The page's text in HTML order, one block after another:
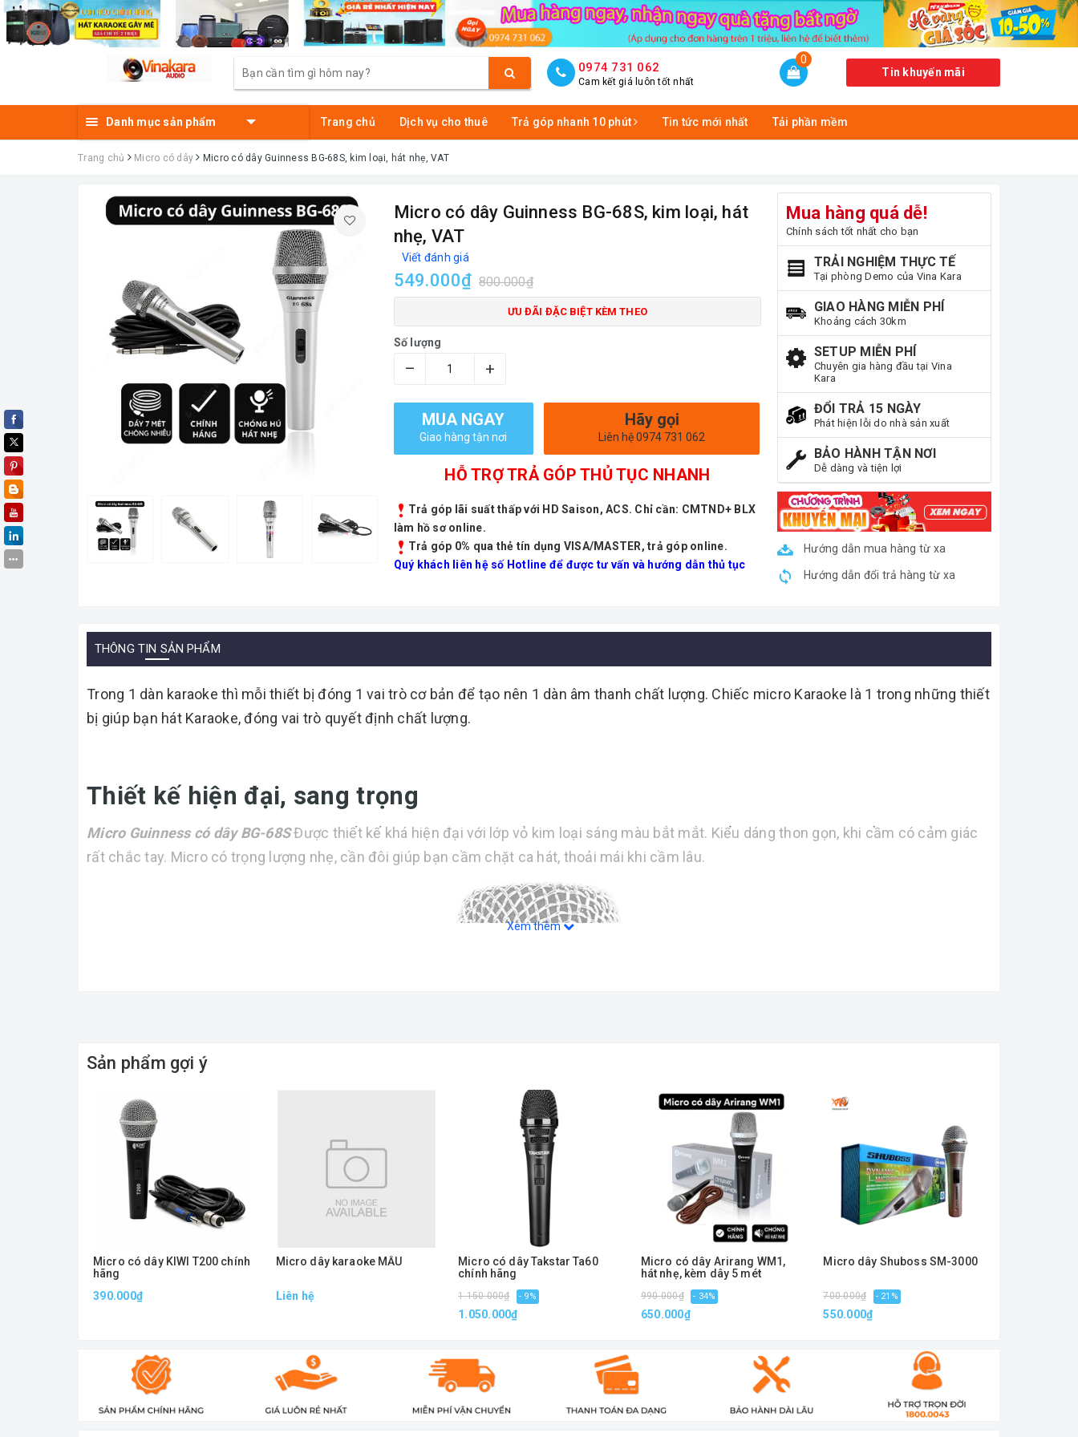
0974 731 062
Cam kết giá luôn tốt nhất
0
Tin khuyến mãi
Danh mục sản phẩm Trang chủ Dịch vụ cho thuê Trả góp nhanh 10 phút Tin tức mới nhất Tải phần mềm
Trang chủ Micro có dây Micro có dây Guinness BG-68S, kim loại, hát nhẹ, VAT
Micro có dây Guinness BG-68S, kim loại, hát
nhẹ, VAT
Viết đánh giá
549.000₫ 800.000₫
ƯU ĐÃI ĐẶC BIỆT KÈM THEO
Số lượng
– +
MUA NGAY
Giao hàng tận nơi
Hãy gọi
Liên hệ 0974 731 062
HỖ TRỢ TRẢ GÓP THỦ TỤC NHANH
Trả góp lãi suất thấp với HD Saison, ACS. Chỉ cần: CMTND+ BLX
làm hồ sơ online.
Trả góp 0% qua thẻ tín dụng VISA/MASTER, trả góp online.
Quý khách liên hệ số Hotline để được tư vấn và hướng dẫn thủ tục
Mua hàng quá dễ!
Chính sách tốt nhất cho bạn
TRẢI NGHIỆM THỰC TẾ
Tại phòng Demo của Vina Kara
GIAO HÀNG MIỄN PHÍ
Khoảng cách 30km
SETUP MIỄN PHÍ
Chuyên gia hàng đầu tại Vina
Kara
ĐỔI TRẢ 15 NGÀY
Phát hiện lỗi do nhà sản xuất
BẢO HÀNH TẬN NƠI
Dễ dàng và tiện lợi
Hướng dẫn mua hàng từ xa
Hướng dẫn đổi trả hàng từ xa
THÔNG TIN SẢN PHẨM
Trong 1 dàn karaoke thì mỗi thiết bị đóng 1 vai trò cơ bản để tạo nên 1 dàn âm thanh chất lượng. Chiếc micro Karaoke là 1 trong những thiết
bị giúp bạn hát Karaoke, đóng vai trò quyết định chất lượng.
Thiết kế hiện đại, sang trọng
Micro Guinness có dây BG-68SĐược thiết kế khá hiện đại với lớp vỏ kim loại sáng màu bắt mắt. Kiểu dáng thon gọn, khi cầm có cảm giác
rất chắc tay. Micro có trọng lượng nhẹ, cần đôi giúp bạn cầm chặt ca hát, thoải mái khi cầm lâu.
Xem thêm
Sản phẩm gợi ý
Micro có dây KIWI T200 chính
hãng
390.000₫
Micro dây karaoke MẪU
Liên hệ
Micro có dây Takstar Ta60
chính hãng
1.150.000₫ - 9%
1.050.000₫
Micro có dây Arirang WM1,
hát nhẹ, kèm dây 5 mét
990.000₫ - 34%
650.000₫
Micro dây Shuboss SM-3000
700.000₫ - 21%
550.000₫